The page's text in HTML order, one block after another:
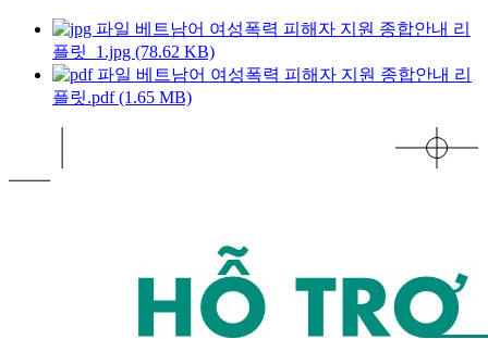
베트남어 여성폭력 피해자 지원 종합안내 리
플릿_1.jpg (78.62 KB)
베트남어 여성폭력 피해자 지원 종합안내 리
플릿.pdf (1.65 MB)